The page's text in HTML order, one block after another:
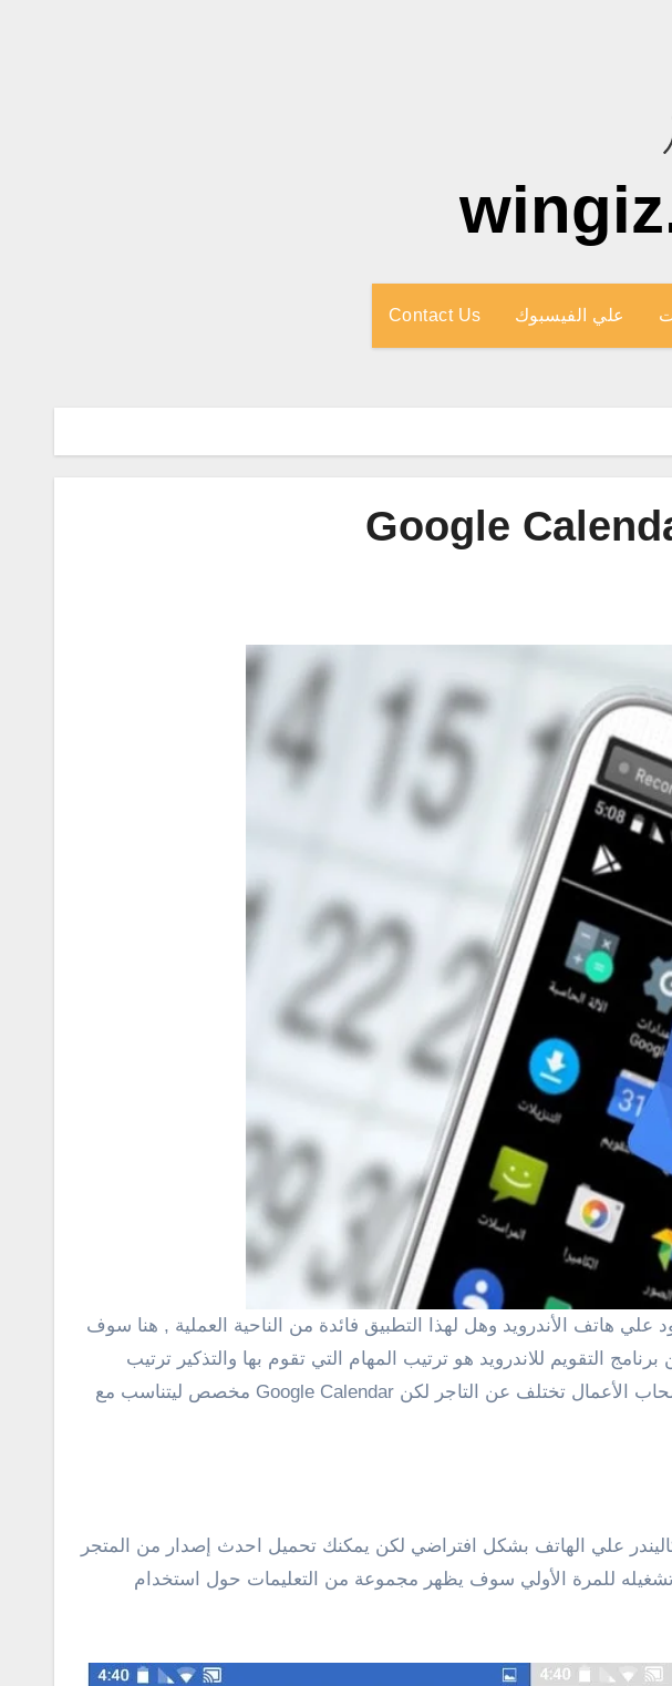
علي الفيسبوك Contact Us
التقويم للاندرويد هو ترتيب المهام التي تقوم بها والتذكير ترتيب
الأجتماعات الي غير ذلك من المهام التي تختلف من شخصي أي أخر فمهام الطالب تختلف عن أصحاب الأعمال تختلف عن التاجر لكن Google Calendar مخصص ليتناسب مع
علي الهاتف بشكل افتراضي لكن يمكنك تحميل احدث إصدار من المتجر
تشغيله للمرة الأولي سوف يظهر مجموعة من التعليمات حول استخدام